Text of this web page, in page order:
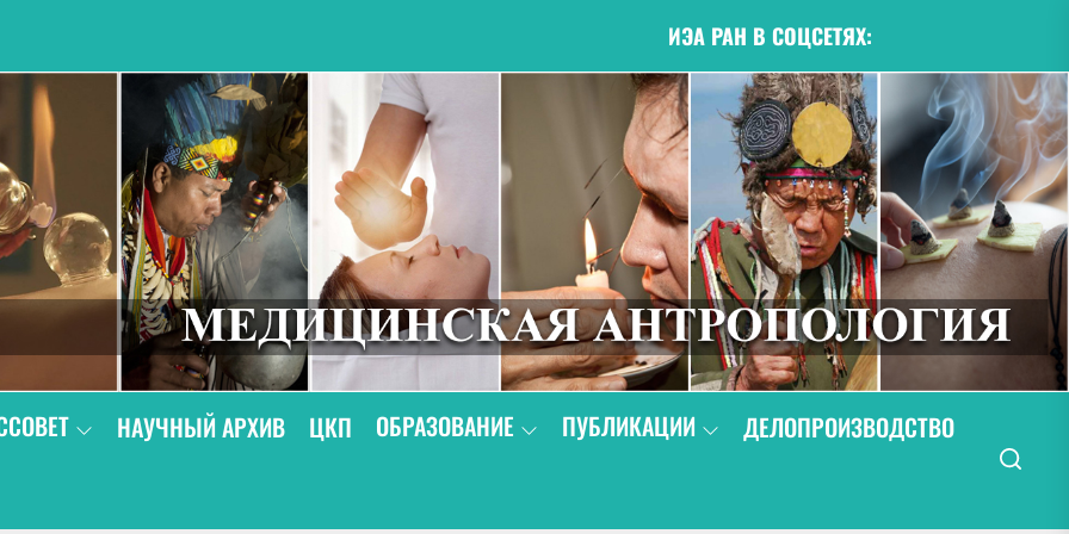
ИЭА РАН В СОЦСЕТЯХ:
НАУЧНЫЙ АРХИВ ЦКП ОБРАЗОВАНИЕ ПУБЛИКАЦИИ
ДЕЛОПРОИЗВОДСТВО